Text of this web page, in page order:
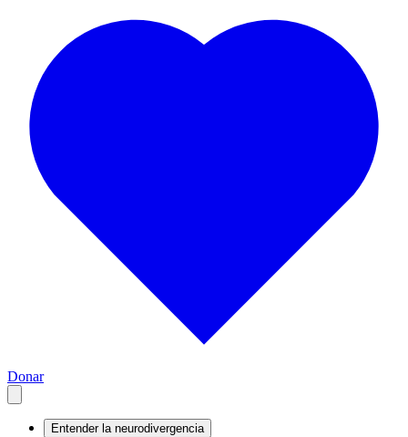
Donar
Entender la neurodivergencia